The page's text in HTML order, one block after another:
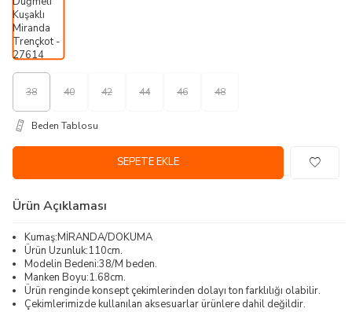
38 40 42 44 46 48
Beden Tablosu
SEPETE EKLE
Ürün Açıklaması
Kumaş:MİRANDA/DOKUMA
Ürün Uzunluk:110cm.
Modelin Bedeni:38/M beden.
Manken Boyu:1.68cm.
Ürün renginde konsept çekimlerinden dolayı ton farklılığı olabilir.
Çekimlerimizde kullanılan aksesuarlar ürünlere dahil değildir.